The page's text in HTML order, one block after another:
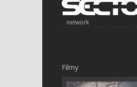
network
Filmy